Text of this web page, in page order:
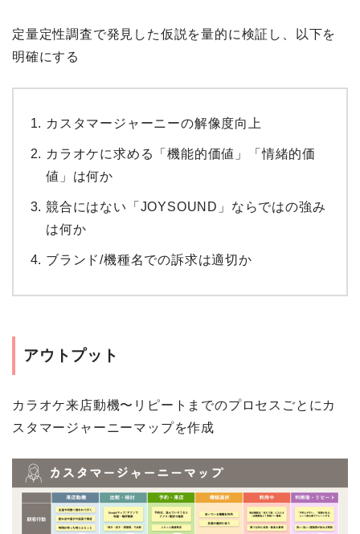
定量定性調査で発見した仮説を量的に検証し、以下を
明確にする
カスタマージャーニーの解像度向上
カラオケに求める「機能的価値」「情緒的価
値」は何か
競合にはない「JOYSOUND」ならではの強み
は何か
ブランド/機種名での訴求は適切か
アウトプット
カラオケ来店動機〜リピートまでのプロセスごとにカ
スタマージャーニーマップを作成